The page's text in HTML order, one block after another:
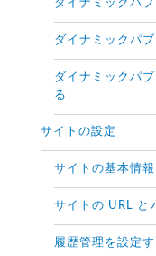
ダイナミックパ
ダイナミックパ
ダイナミックパ
る
サイトの設定
サイトの基本情
サイトの URL と
履歴管理を設定す